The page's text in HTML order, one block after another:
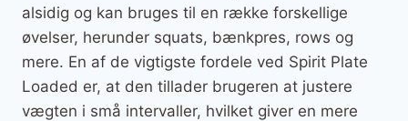
alsidig og kan bruges til en række forskellige
øvelser, herunder squats, bænkpres, rows og
mere. En af de vigtigste fordele ved Spirit Plate
Loaded er, at den tillader brugeren at justere
vægten i små intervaller, hvilket giver en mere